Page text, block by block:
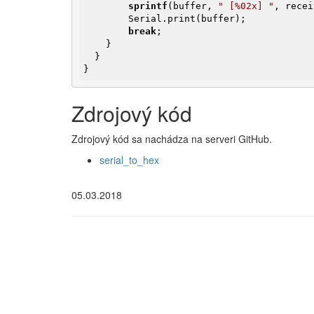
sprintf (buffer, " [%02x] " ,
break ;
}
Zdrojový kód
Zdrojový kód sa nachádza na serveri GitHub.
serial_to_hex
05.03.2018